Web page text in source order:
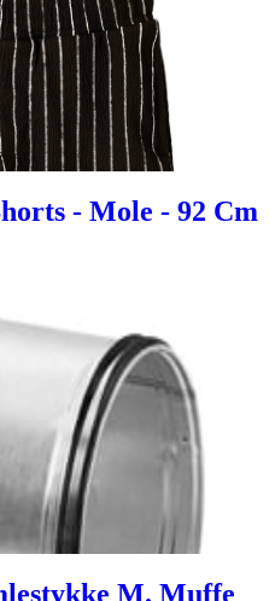
- Mole - 92 Cm
M. Muffe